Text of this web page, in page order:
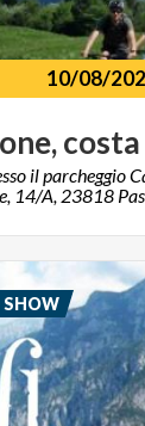
10/08/
costa
il parcheggio
14/A, 23818
SHOW